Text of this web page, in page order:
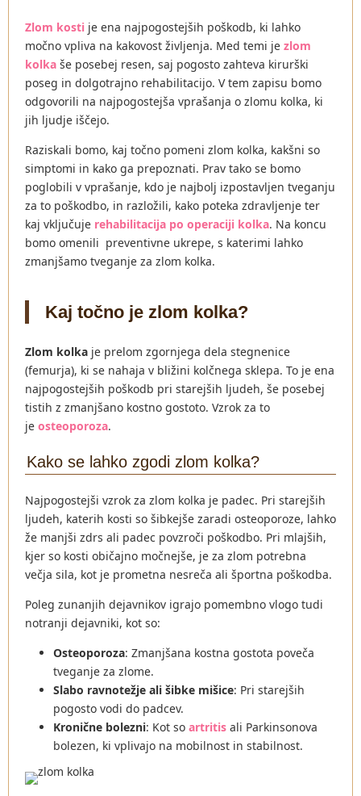
Zlom kosti je ena najpogostejših poškodb, ki lahko
močno vpliva na kakovost življenja. Med temi je zlom
kolka še posebej resen, saj pogosto zahteva kirurški
poseg in dolgotrajno rehabilitacijo. V tem zapisu bomo
odgovorili na najpogostejša vprašanja o zlomu kolka, ki
jih ljudje iščejo.
Raziskali bomo, kaj točno pomeni zlom kolka, kakšni so
simptomi in kako ga prepoznati. Prav tako se bomo
poglobili v vprašanje, kdo je najbolj izpostavljen tveganju
za to poškodbo, in razložili, kako poteka zdravljenje ter
kaj vključuje rehabilitacija po operaciji kolka. Na koncu
bomo omenili preventivne ukrepe, s katerimi lahko
zmanjšamo tveganje za zlom kolka.
Kaj točno je zlom kolka?
Zlom kolka je prelom zgornjega dela stegnenice
(femurja), ki se nahaja v bližini kolčnega sklepa. To je ena
najpogostejših poškodb pri starejših ljudeh, še posebej
tistih z zmanjšano kostno gostoto. Vzrok za to
je osteoporoza.
Kako se lahko zgodi zlom kolka?
Najpogostejši vzrok za zlom kolka je padec. Pri starejših
ljudeh, katerih kosti so šibkejše zaradi osteoporoze, lahko
že manjši zdrs ali padec povzroči poškodbo. Pri mlajših,
kjer so kosti običajno močnejše, je za zlom potrebna
večja sila, kot je prometna nesreča ali športna poškodba.
Poleg zunanjih dejavnikov igrajo pomembno vlogo tudi
notranji dejavniki, kot so:
Osteoporoza: Zmanjšana kostna gostota poveča
tveganje za zlome.
Slabo ravnotežje ali šibke mišice: Pri starejših
pogosto vodi do padcev.
Kronične bolezni: Kot so artritis ali Parkinsonova
bolezen, ki vplivajo na mobilnost in stabilnost.